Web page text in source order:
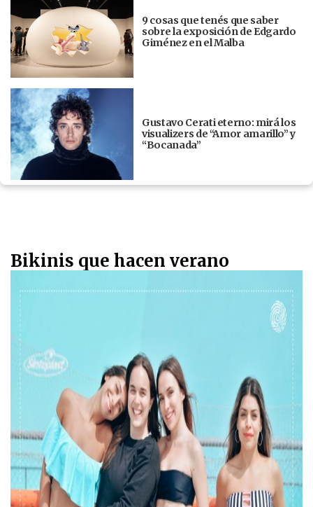
9 cosas que tenés que saber
sobre la exposición de Edgardo
Giménez en el Malba
Gustavo Cerati eterno: mirá los
visualizers de “Amor amarillo” y
“Bocanada”
Bikinis que hacen verano